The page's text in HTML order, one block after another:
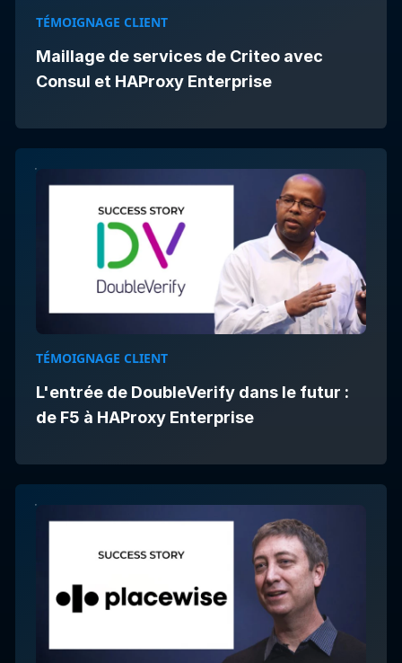
TÉMOIGNAGE CLIENT
Maillage de services de Criteo avec
Consul et HAProxy Enterprise
TÉMOIGNAGE CLIENT
L'entrée de DoubleVerify dans le futur :
de F5 à HAProxy Enterprise